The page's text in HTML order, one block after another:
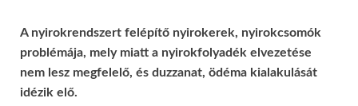
A nyirokrendszert felépítő nyirokerek, nyirokcsomók
problémája, mely miatt a nyirokfolyadék elvezetése
nem lesz megfelelő, és duzzanat, ödéma kialakulását
idézik elő.